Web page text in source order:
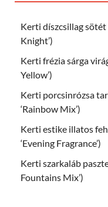
Kerti díszcsillag sötét
Knight’)
Kerti frézia sárga
Yellow’)
Kerti porcsinrózsa
‘Rainbow Mix’)
Kerti estike illatos
‘Evening Fragrance’)
Kerti szarkaláb
Fountains Mix’)